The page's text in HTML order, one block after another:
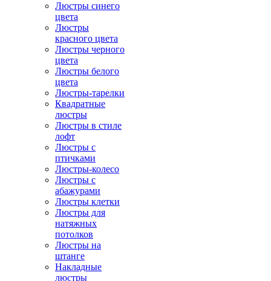
Люстры синего
цвета
Люстры
красного цвета
Люстры черного
цвета
Люстры белого
цвета
Люстры-тарелки
Квадратные
люстры
Люстры в стиле
лофт
Люстры с
птичками
Люстры-колесо
Люстры с
абажурами
Люстры клетки
Люстры для
натяжных
потолков
Люстры на
штанге
Накладные
люстры